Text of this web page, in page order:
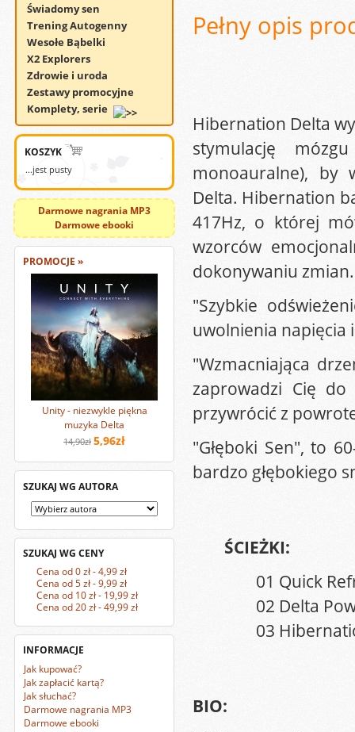
Świadomy sen
Trening Autogenny
Wesołe Bąbelki
X2 Explorers
Zdrowie i uroda
Zestawy promocyjne
Komplety, serie
KOSZYK
...jest pusty
Darmowe nagrania MP3
Darmowe ebooki
PROMOCJE »
Unity - niezwykle piękna
muzyka Delta
14,90zł 5,96zł
SZUKAJ WG AUTORA
SZUKAJ WG CENY
Cena od 0 zł - 4,99 zł
Cena od 5 zł - 9,99 zł
Cena od 10 zł - 19,99 zł
Cena od 20 zł - 49,99 zł
INFORMACJE
Jak kupować?
Jak zapłacić kartą?
Jak słuchać?
Darmowe nagrania MP3
Darmowe ebooki
Pełny opis
Hibernation Delta
stymulację
monoauralne), by
Delta. Hibernation
417Hz, o której
wzorców
dokonywaniu zmian.
"Szybkie
uwolnienia napięcia
"Wzmacniająca
zaprowadzi Cię
przywrócić z
"Głęboki Sen", to
bardzo głębokiego
ŚCIEŻKI:
01 Quick
02 Delta
03
BIO: